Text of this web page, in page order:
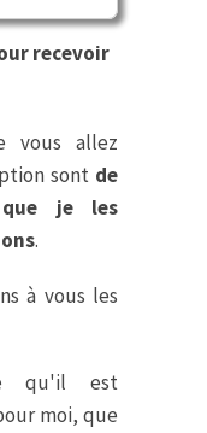
recevoir
vous allez
sont de
je les
.
à vous les
qu'il est
moi, que